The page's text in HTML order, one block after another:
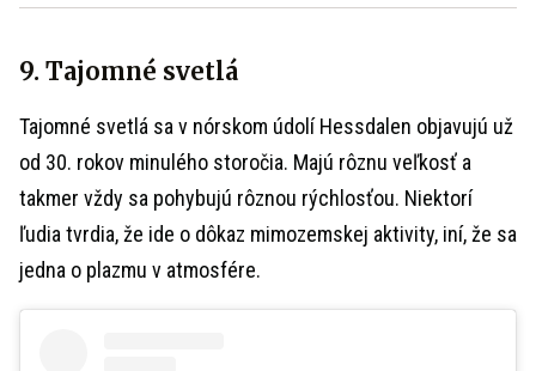
9. Tajomné svetlá
Tajomné svetlá sa v nórskom údolí Hessdalen objavujú už
od 30. rokov minulého storočia. Majú rôznu veľkosť a
takmer vždy sa pohybujú rôznou rýchlosťou. Niektorí
ľudia tvrdia, že ide o dôkaz mimozemskej aktivity, iní, že sa
jedna o plazmu v atmosfére.